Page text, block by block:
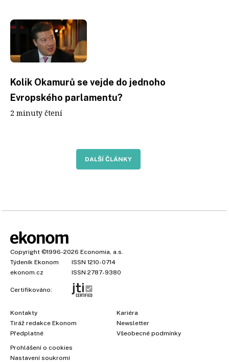
Kolik Okamurů se vejde do jednoho
Evropského parlamentu?
2 minuty čtení
DALŠÍ ČLÁNKY
Copyright ©1996-2026 Economia, a.s.
Týdeník Ekonom
ISSN 1210-0714
ekonom.cz
ISSN 2787-9380
Certifikováno:
Kontakty
Tiráž redakce Ekonom
Předplatné
Kariéra
Newsletter
Všeobecné podmínky
Prohlášení o cookies
Nastavení soukromí